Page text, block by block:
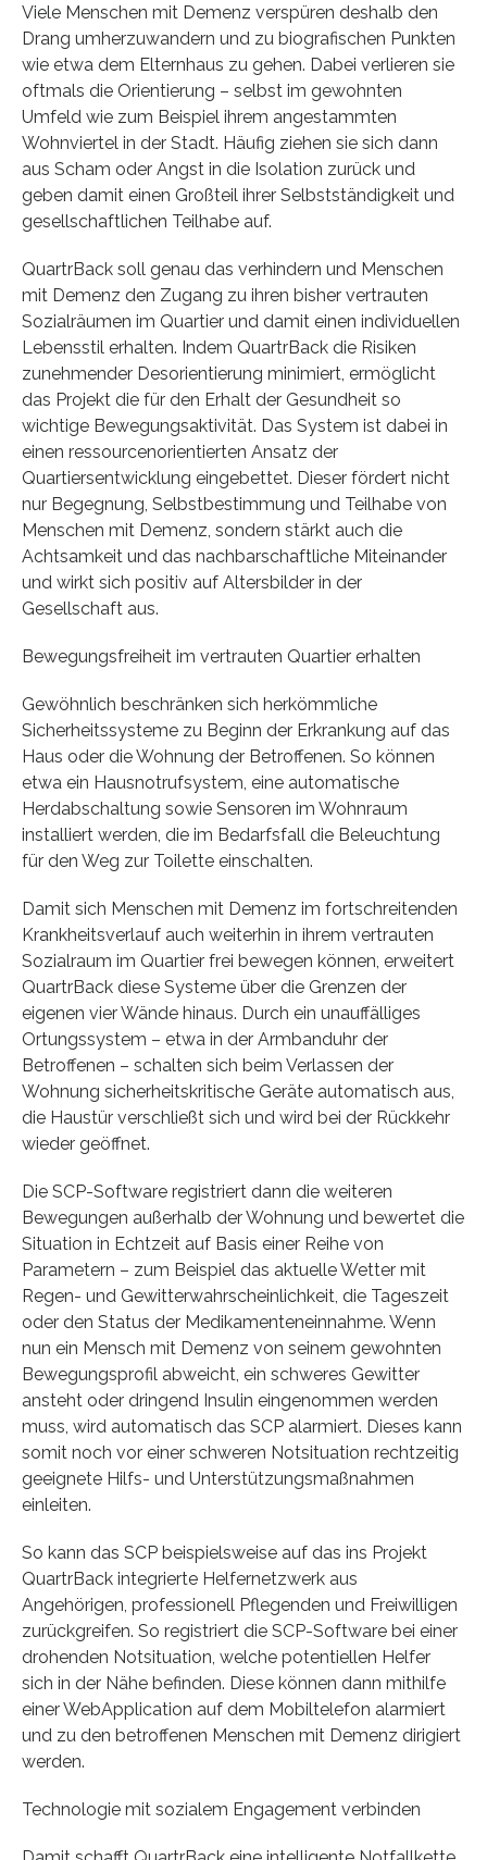
Viele Menschen mit Demenz verspüren deshalb den
Drang umherzuwandern und zu biografischen Punkten
wie etwa dem Elternhaus zu gehen. Dabei verlieren sie
oftmals die Orientierung – selbst im gewohnten
Umfeld wie zum Beispiel ihrem angestammten
Wohnviertel in der Stadt. Häufig ziehen sie sich dann
aus Scham oder Angst in die Isolation zurück und
geben damit einen Großteil ihrer Selbstständigkeit und
gesellschaftlichen Teilhabe auf.
QuartrBack soll genau das verhindern und Menschen
mit Demenz den Zugang zu ihren bisher vertrauten
Sozialräumen im Quartier und damit einen individuellen
Lebensstil erhalten. Indem QuartrBack die Risiken
zunehmender Desorientierung minimiert, ermöglicht
das Projekt die für den Erhalt der Gesundheit so
wichtige Bewegungsaktivität. Das System ist dabei in
einen ressourcenorientierten Ansatz der
Quartiersentwicklung eingebettet. Dieser fördert nicht
nur Begegnung, Selbstbestimmung und Teilhabe von
Menschen mit Demenz, sondern stärkt auch die
Achtsamkeit und das nachbarschaftliche Miteinander
und wirkt sich positiv auf Altersbilder in der
Gesellschaft aus.
Bewegungsfreiheit im vertrauten Quartier erhalten
Gewöhnlich beschränken sich herkömmliche
Sicherheitssysteme zu Beginn der Erkrankung auf das
Haus oder die Wohnung der Betroffenen. So können
etwa ein Hausnotrufsystem, eine automatische
Herdabschaltung sowie Sensoren im Wohnraum
installiert werden, die im Bedarfsfall die Beleuchtung
für den Weg zur Toilette einschalten.
Damit sich Menschen mit Demenz im fortschreitenden
Krankheitsverlauf auch weiterhin in ihrem vertrauten
Sozialraum im Quartier frei bewegen können, erweitert
QuartrBack diese Systeme über die Grenzen der
eigenen vier Wände hinaus. Durch ein unauffälliges
Ortungssystem – etwa in der Armbanduhr der
Betroffenen – schalten sich beim Verlassen der
Wohnung sicherheitskritische Geräte automatisch aus,
die Haustür verschließt sich und wird bei der Rückkehr
wieder geöffnet.
Die SCP-Software registriert dann die weiteren
Bewegungen außerhalb der Wohnung und bewertet die
Situation in Echtzeit auf Basis einer Reihe von
Parametern – zum Beispiel das aktuelle Wetter mit
Regen- und Gewitterwahrscheinlichkeit, die Tageszeit
oder den Status der Medikamenteneinnahme. Wenn
nun ein Mensch mit Demenz von seinem gewohnten
Bewegungsprofil abweicht, ein schweres Gewitter
ansteht oder dringend Insulin eingenommen werden
muss, wird automatisch das SCP alarmiert. Dieses kann
somit noch vor einer schweren Notsituation rechtzeitig
geeignete Hilfs- und Unterstützungsmaßnahmen
einleiten.
So kann das SCP beispielsweise auf das ins Projekt
QuartrBack integrierte Helfernetzwerk aus
Angehörigen, professionell Pflegenden und Freiwilligen
zurückgreifen. So registriert die SCP-Software bei einer
drohenden Notsituation, welche potentiellen Helfer
sich in der Nähe befinden. Diese können dann mithilfe
einer WebApplication auf dem Mobiltelefon alarmiert
und zu den betroffenen Menschen mit Demenz dirigiert
werden.
Technologie mit sozialem Engagement verbinden